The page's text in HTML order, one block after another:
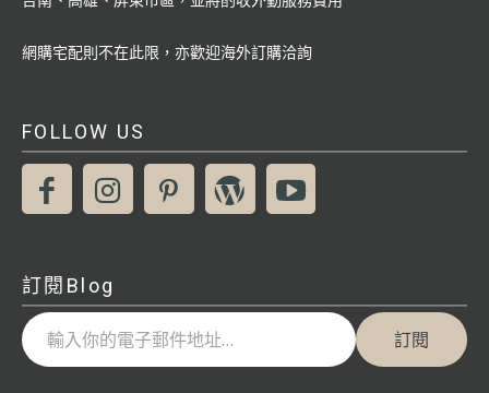
網購宅配則不在此限，亦歡迎海外訂購洽詢
FOLLOW US
訂閱Blog
輸入你的電子郵件地址…
訂閱